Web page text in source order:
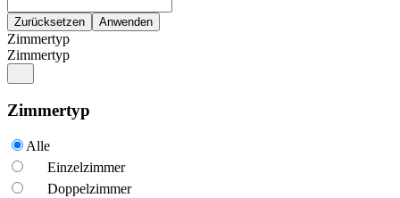
Zimmertyp
Zimmertyp
Zimmertyp
Alle
Einzelzimmer
Doppelzimmer